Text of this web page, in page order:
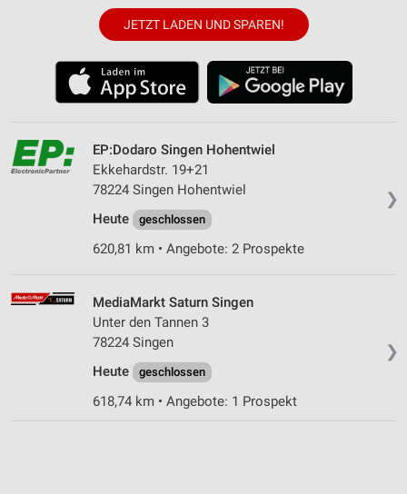
JETZT LADEN UND SPAREN!
❯
EP:Dodaro Singen Hohentwiel
Ekkehardstr. 19+21
78224 Singen Hohentwiel
Heute
geschlossen
620,81 km • Angebote: 2 Prospekte
❯
MediaMarkt Saturn Singen
Unter den Tannen 3
78224 Singen
Heute
geschlossen
618,74 km • Angebote: 1 Prospekt